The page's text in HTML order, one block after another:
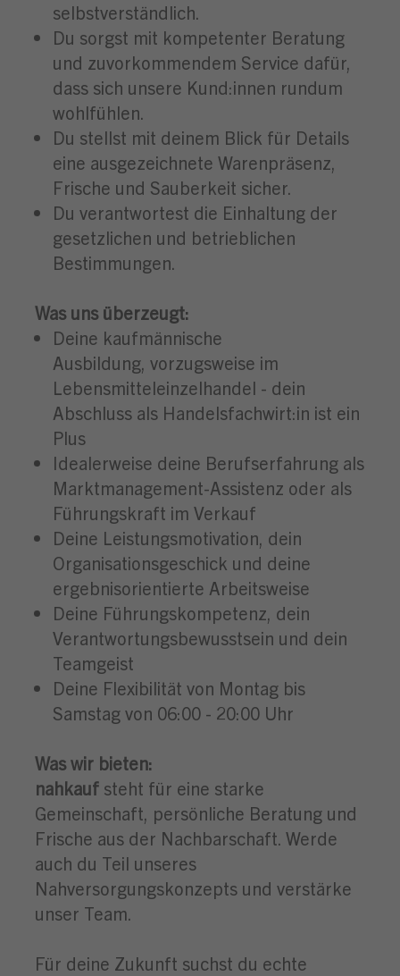
selbstverständlich.
Du sorgst mit kompetenter Beratung
und zuvorkommendem Service dafür,
dass sich unsere Kund:innen rundum
wohlfühlen.
Du stellst mit deinem Blick für Details
eine ausgezeichnete Warenpräsenz,
Frische und Sauberkeit sicher.
Du verantwortest die Einhaltung der
gesetzlichen und betrieblichen
Bestimmungen.
Was uns überzeugt:
Deine kaufmännische
Ausbildung, vorzugsweise im
Lebensmitteleinzelhandel - dein
Abschluss als Handelsfachwirt:in ist ein
Plus
Idealerweise deine Berufserfahrung als
Marktmanagement-Assistenz oder als
Führungskraft im Verkauf
Deine Leistungsmotivation, dein
Organisationsgeschick und deine
ergebnisorientierte Arbeitsweise
Deine Führungskompetenz, dein
Verantwortungsbewusstsein und dein
Teamgeist
Deine Flexibilität von Montag bis
Samstag von 06:00 - 20:00 Uhr
Was wir bieten:
nahkauf steht für eine starke
Gemeinschaft, persönliche Beratung und
Frische aus der Nachbarschaft. Werde
auch du Teil unseres
Nahversorgungskonzepts und verstärke
unser Team.
Für deine Zukunft suchst du echte